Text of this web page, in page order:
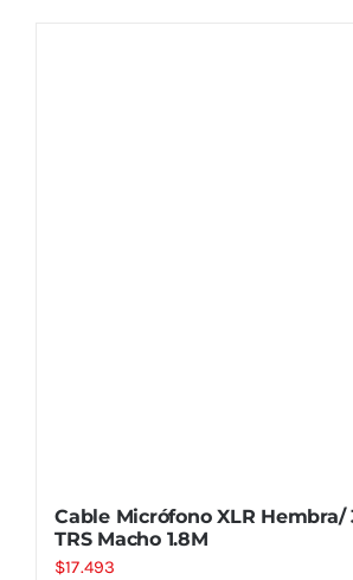
Cable Micrófono XLR Hembra/
TRS Macho 1.8M
$17.493